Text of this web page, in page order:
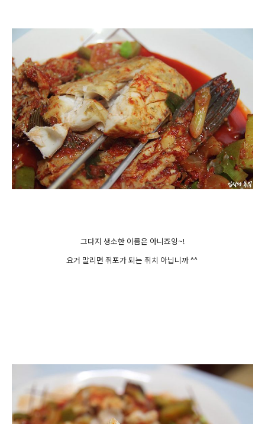
그다지 생소한 이름은 아니죠잉~!
요거 말리면 쥐포가 되는 쥐치 아닙니까 ^^